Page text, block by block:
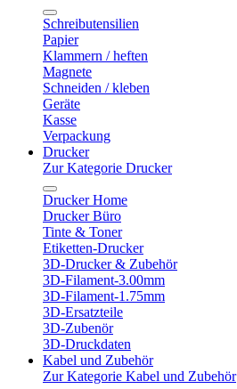
Schreibutensilien
Papier
Klammern / heften
Magnete
Schneiden / kleben
Geräte
Kasse
Verpackung
Drucker
Zur Kategorie Drucker
Drucker Home
Drucker Büro
Tinte & Toner
Etiketten-Drucker
3D-Drucker & Zubehör
3D-Filament-3.00mm
3D-Filament-1.75mm
3D-Ersatzteile
3D-Zubenör
3D-Druckdaten
Kabel und Zubehör
Zur Kategorie Kabel und Zubehör